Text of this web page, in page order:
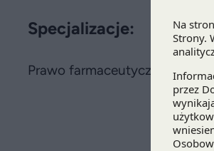
Specjalizacje:
Prawo farmaceutyczne